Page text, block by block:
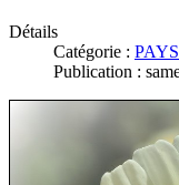
Détails
Catégorie :
Publication :